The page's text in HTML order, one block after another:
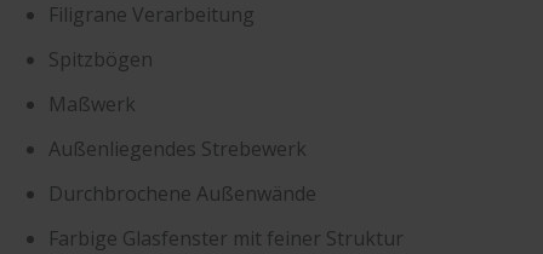
Filigrane Verarbeitung
Spitzbögen
Maßwerk
Außenliegendes Strebewerk
Durchbrochene Außenwände
Farbige Glasfenster mit feiner Struktur